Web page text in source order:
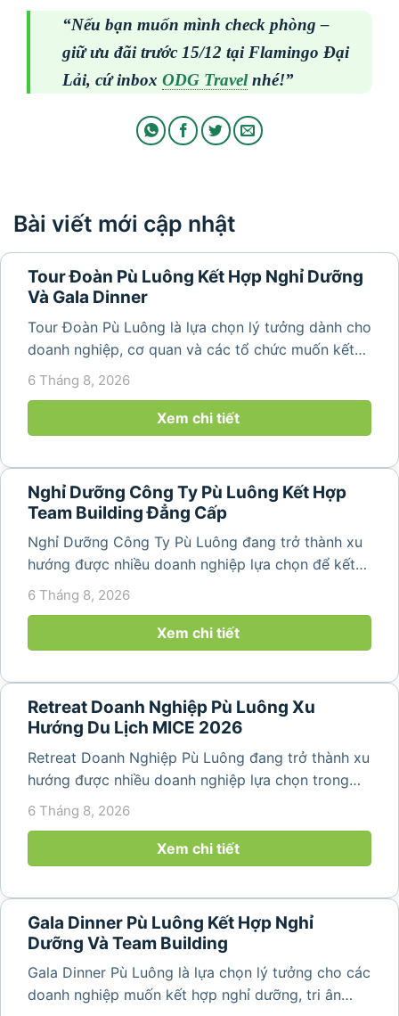
“Nếu bạn muốn mình check phòng –
giữ ưu đãi trước 15/12 tại Flamingo Đại
Lải, cứ inbox ODG Travelnhé!”
Bài viết mới cập nhật
Tour Đoàn Pù Luông Kết Hợp Nghỉ Dưỡng
Và Gala Dinner
Tour Đoàn Pù Luông là lựa chọn lý tưởng dành cho
doanh nghiệp, cơ quan và các tổ chức muốn kết
hợp nghỉ dưỡng, tham quan và tổ chức các hoạt
động gắn kết tập thể. Với cảnh quan thiên nhiên
nguyên sơ, không khí...
6 Tháng 8, 2026
Xem chi tiết
Nghỉ Dưỡng Công Ty Pù Luông Kết Hợp
Team Building Đẳng Cấp
Nghỉ Dưỡng Công Ty Pù Luông đang trở thành xu
hướng được nhiều doanh nghiệp lựa chọn để kết
hợp giữa nghỉ ngơi, tái tạo năng lượng và xây
lịch đơn thuần, nhiều công ty...
6 Tháng 8, 2026
Xem chi tiết
Retreat Doanh Nghiệp Pù Luông Xu
Hướng Du Lịch MICE 2026
Retreat Doanh Nghiệp Pù Luông đang trở thành xu
hướng được nhiều doanh nghiệp lựa chọn trong
năm 2026 khi nhu cầu kết hợp nghỉ dưỡng, hội
họp và gắn kết đội ngũ ngày càng tăng. Không chỉ
mang đến khoảng thời gian thư giãn...
6 Tháng 8, 2026
Xem chi tiết
Gala Dinner Pù Luông Kết Hợp Nghỉ
Dưỡng Và Team Building
Gala Dinner Pù Luông là lựa chọn lý tưởng cho các
doanh nghiệp muốn kết hợp nghỉ dưỡng, tri ân